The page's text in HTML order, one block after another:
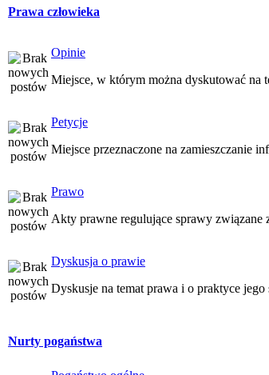
Prawa człowieka
Opinie
Miejsce, w którym można dyskutować na
Petycje
Miejsce przeznaczone na zamieszczanie
Prawo
Akty prawne regulujące sprawy związane
Dyskusja o prawie
Dyskusje na temat prawa i o praktyce
Nurty pogaństwa